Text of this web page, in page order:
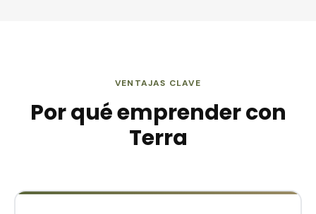
VENTAJAS CLAVE
Por qué emprender con
Terra